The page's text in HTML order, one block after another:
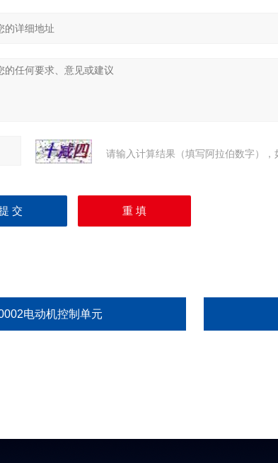
请输入计算结果（填写阿拉伯数字），
电动机控制单元